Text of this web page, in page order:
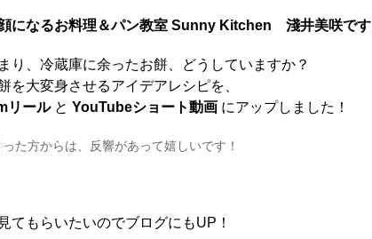
になるお料理＆パン教室 Sunny Kitchen 淺井美咲です
り、冷蔵庫に余ったお餅、どうしていますか？
を大変身させるアイデアレシピを、
リールと YouTubeショート動画 にアップしました！
った方からは、反響があって嬉しいです！
てもらいたいのでブログにもUP！